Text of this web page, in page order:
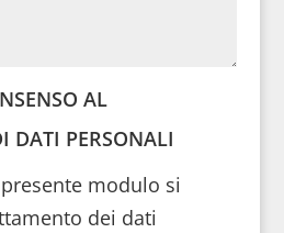
AL
DATI PERSONALI
modulo si
dei dati